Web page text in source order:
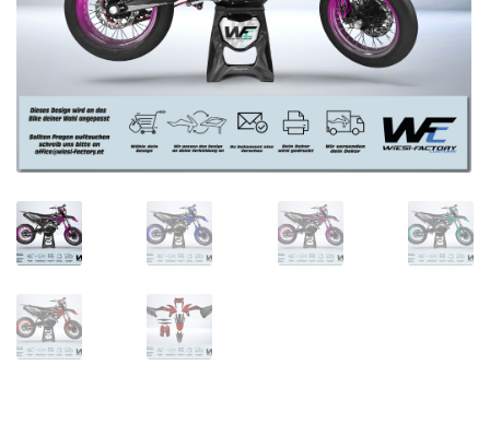
Newsletter
Updraft Central
Vertrag widerrufen
Warenkorb
Widerrufsbelehrung
Wunschliste